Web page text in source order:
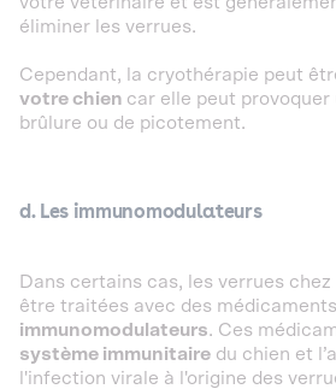
éliminer les verrues.
Cependant, la cryothérapie peut
votre chien car elle peut provoquer
brûlure ou de picotement.
d. Les immunomodulateurs
Dans certains cas, les verrues
être traitées avec des
immunomodulateurs. Ces
système immunitaire du chien et
l'infection virale à l'origine des